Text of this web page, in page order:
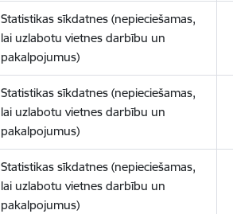
Statistikas sīkdatnes (nepieciešamas,
lai uzlabotu vietnes darbību un
pakalpojumus)
Statistikas sīkdatnes (nepieciešamas,
lai uzlabotu vietnes darbību un
pakalpojumus)
Statistikas sīkdatnes (nepieciešamas,
lai uzlabotu vietnes darbību un
pakalpojumus)